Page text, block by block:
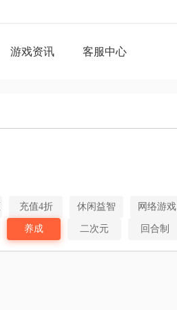
游戏资讯 客服中心
充值4折 休闲益智 网络游戏
养成 二次元 回合制